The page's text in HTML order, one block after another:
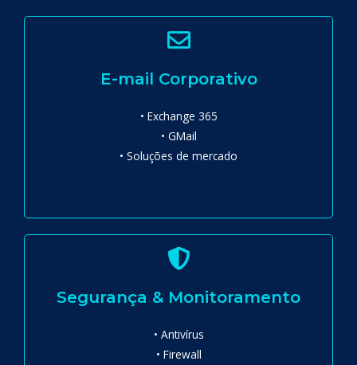
E-mail Corporativo
• Exchange 365
• GMail
• Soluções de mercado
Segurança & Monitoramento
• Antivírus
• Firewall